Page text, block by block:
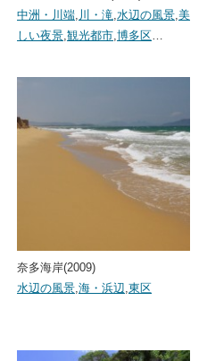
中洲・川端, 川・滝,水辺の風景,美
しい夜景,観光都市,博多区…
奈多海岸(2009)
水辺の風景,海・浜辺,東区